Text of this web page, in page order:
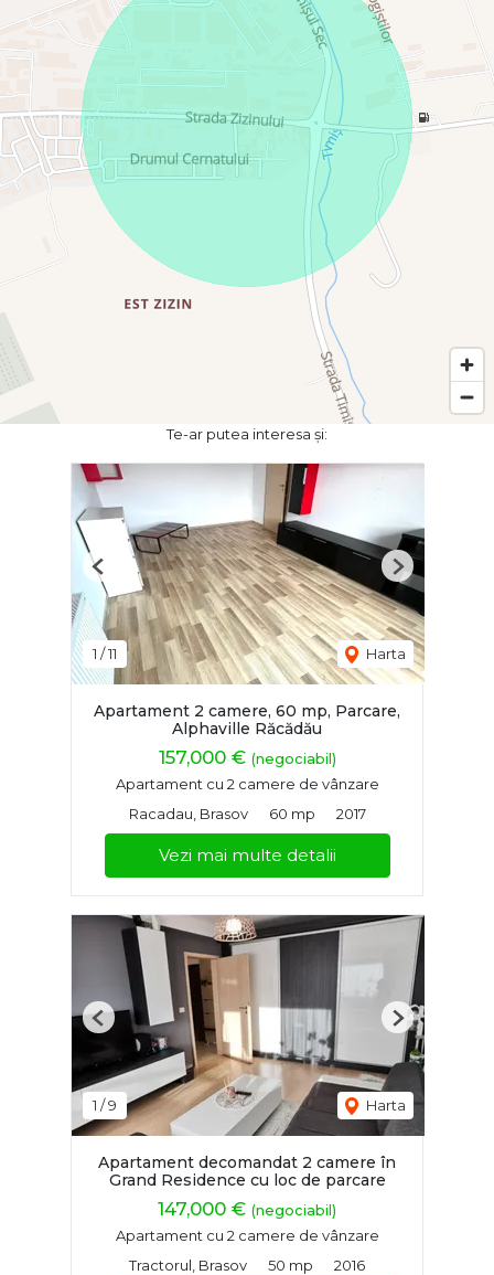
Te-ar putea interesa și:
1 /11 Harta
Previous Next
Apartament 2 camere, 60 mp, Parcare,
Alphaville Răcădău
157,000 € (negociabil)
Apartament cu 2 camere de vânzare
Racadau, Brasov
60 mp 2017
Vezi mai multe detalii
1 /9 Harta
Previous Next
Apartament decomandat 2 camere în
Grand Residence cu loc de parcare
147,000 € (negociabil)
Apartament cu 2 camere de vânzare
Tractorul, Brasov
50 mp 2016